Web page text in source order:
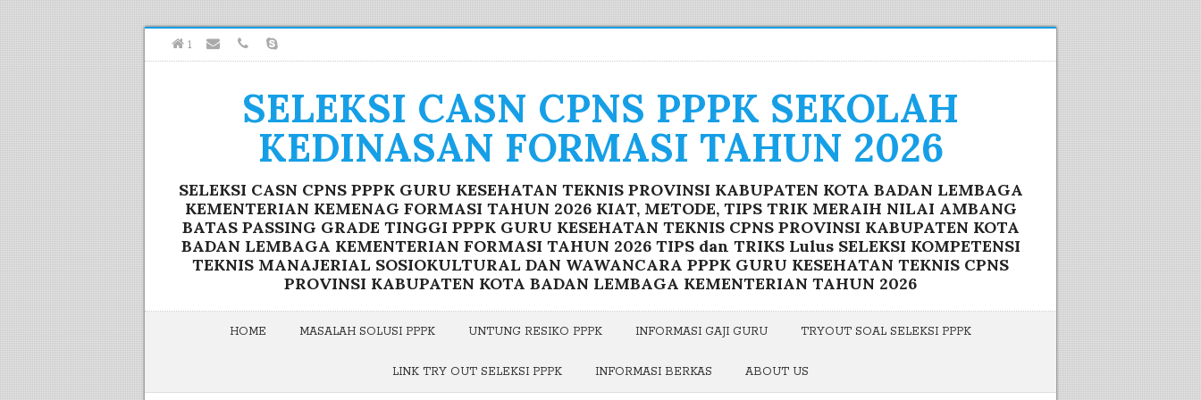
1
SELEKSI CASN CPNS PPPK SEKOLAH
KEDINASAN FORMASI TAHUN 2026
SELEKSI CASN CPNS PPPK GURU KESEHATAN TEKNIS PROVINSI KABUPATEN KOTA BADAN LEMBAGA
KEMENTERIAN KEMENAG FORMASI TAHUN 2026 KIAT, METODE, TIPS TRIK MERAIH NILAI AMBANG
BATAS PASSING GRADE TINGGI PPPK GURU KESEHATAN TEKNIS CPNS PROVINSI KABUPATEN KOTA
BADAN LEMBAGA KEMENTERIAN FORMASI TAHUN 2026 TIPS dan TRIKS Lulus SELEKSI KOMPETENSI
TEKNIS MANAJERIAL SOSIOKULTURAL DAN WAWANCARA PPPK GURU KESEHATAN TEKNIS CPNS
PROVINSI KABUPATEN KOTA BADAN LEMBAGA KEMENTERIAN TAHUN 2026
HOME MASALAH SOLUSI PPPK UNTUNG RESIKO PPPK INFORMASI GAJI GURU TRYOUT SOAL SELEKSI PPPK
LINK TRY OUT SELEKSI PPPK INFORMASI BERKAS ABOUT US